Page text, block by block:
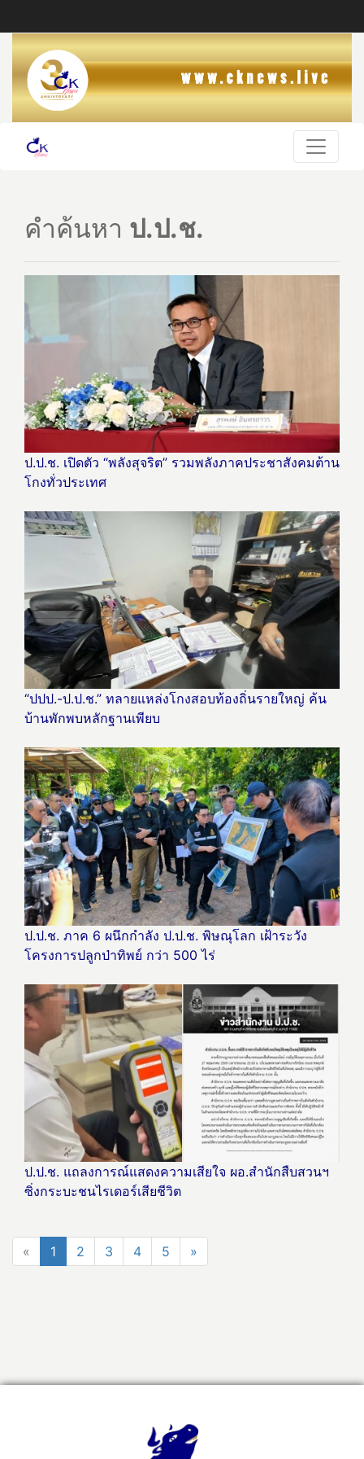
คำค้นหา ป.ป.ช.
ป.ป.ช. เปิดตัว “พลังสุจริต” รวมพลังภาคประชาสังคมต้าน
โกงทั่วประเทศ
“ปปป.-ป.ป.ช.” ทลายแหล่งโกงสอบท้องถิ่นรายใหญ่ ค้น
บ้านพักพบหลักฐานเพียบ
ป.ป.ช. ภาค 6 ผนึกกำลัง ป.ป.ช. พิษณุโลก เฝ้าระวัง
โครงการปลูกป่าทิพย์ กว่า 500 ไร่
ป.ป.ช. แถลงการณ์แสดงความเสียใจ ผอ.สำนักสืบสวนฯ
ซิ่งกระบะชนไรเดอร์เสียชีวิต
« 1 2 3 4 5 »